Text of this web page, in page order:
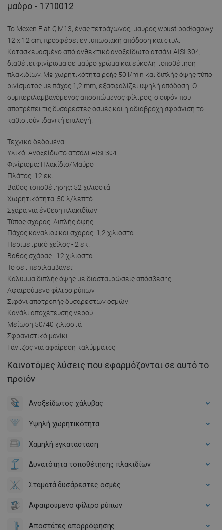
μαύρο - 1710012
Το Mexen Flat-Q M13, ένας τετράγωνος, μαύρος wpust podłogowy
12 x 12 cm, προσφέρει εντυπωσιακή απόδοση και στυλ.
Κατασκευασμένο από ανθεκτικό ανοξείδωτο ατσάλι AISI 304,
διαθέτει φινίρισμα σε μαύρο χρώμα και εύκολη τοποθέτηση
πλακιδίων. Με χωρητικότητα ροής 50 l/min και διπλής όψης τύπο
ρινίσματος με πάχος 1,2 mm, εξασφαλίζει υψηλή απόδοση. Ο
συμπεριλαμβανόμενος αποσπώμενος φίλτρος, ο σιφόν που
αποτρέπει τις δυσάρεστες οσμές και η αδιάβροχη σφράγιση το
καθιστούν ιδανική επιλογή.
Τεχνικά δεδομένα
Υλικό: Ανοξείδωτο ατσάλι AISI 304
Φινίρισμα: Πλακίδιο/Μαύρο
Πλάτος: 12 εκ.
Βάθος τοποθέτησης: 52 χιλιοστά
Χωρητικότητα: 50 λ/λεπτό
Σχάρα για ένθεση πλακιδίων
Τύπος σχάρας: Διπλής όψης
Πάχος καναλιού και σχάρας: 1,2 χιλιοστά
Περιμετρικό χείλος - 2 εκ.
Βάθος σχάρας - 12 χιλιοστά
Το σετ περιλαμβάνει:
Κάλυμμα διπλής όψης με διασταυρώσεις απόσβεσης
Αφαιρούμενο φίλτρο ρύπων
Σιφόνι αποτροπής δυσάρεστων οσμών
Κανάλι αποχέτευσης νερού
Μείωση 50/40 χιλιοστά
Σφραγιστικό μανίκι
Γάντζος για αφαίρεση καλύμματος
Καινοτόμες λύσεις που εφαρμόζονται σε αυτό το
προϊόν
Ανοξείδωτος χάλυβας
Υψηλή χωρητικότητα
Χαμηλή εγκατάσταση
Δυνατότητα τοποθέτησης πλακιδίων
Σταματά δυσάρεστες οσμές
Αφαιρούμενο φίλτρο ρύπων
Αποστάτες απορρόφησης